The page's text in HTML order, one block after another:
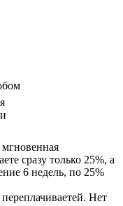
мгновенная
сразу только 25%, а
6 недель, по 25%
Нет